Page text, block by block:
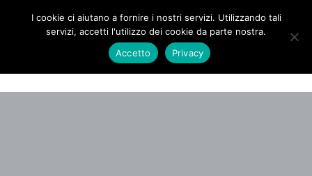
ZUCCHET ROMA
⭐ Richiedi un Preventivo! Menu Search...
I cookie ci aiutano a fornire i nostri servizi. Utilizzando tali
servizi, accetti l'utilizzo dei cookie da parte nostra.
Accetto
Privacy